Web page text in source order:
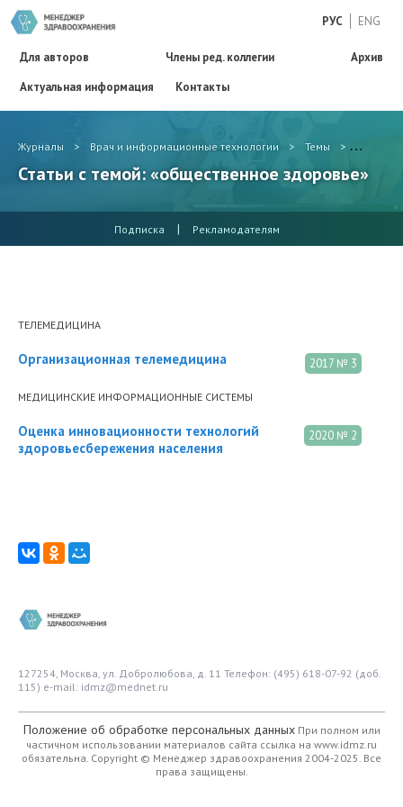
РУС ENG
Для авторов Члены ред. коллегии
Архив
Актуальная информация
Контакты
Журналы > Врач и информационные технологии > Темы >
Статьи с темой: «общественное здоровье»
Подписка | Рекламодателям
ТЕЛЕМЕДИЦИНА
2017 № 3
Организационная телемедицина
МЕДИЦИНСКИЕ ИНФОРМАЦИОННЫЕ СИСТЕМЫ
2020 № 2
Оценка инновационности технологий
здоровьесбережения населения
127254, Москва, ул. Добролюбова, д. 11 Телефон: (495) 618-07-92 (доб.
115) e-mail: idmz@mednet.ru
Положение об обработке персональных данныхПри полном или
частичном использовании материалов сайта ссылка на www.idmz.ru
обязательна. Copyright © Менеджер здравоохранения 2004-2025. Все
права защищены.